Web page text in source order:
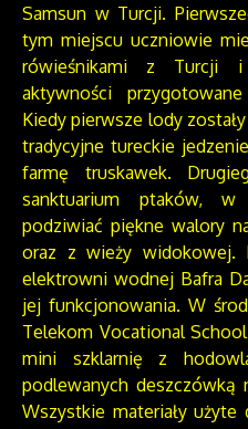
Samsun w Turcji.
tym miejscu uczniowie
rówieśnikami z Turcji
aktywności
Kiedy pierwsze lody
tradycyjne tureckie
farmę truskawek.
sanktuarium ptaków,
podziwiać piękne walory
oraz z wieży widokowej.
elektrowni wodnej Bafra
jej funkcjonowania. W
Telekom Vocational
mini szklarnię z
podlewanych deszczówką
Wszystkie materiały